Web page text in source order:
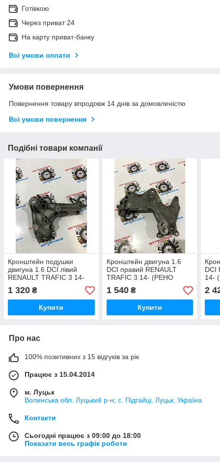
Готівкою
Через приват 24
На карту приват-банку
Всі умови оплати
Умови повернення
Повернення товару впродовж 14 днів за домовленістю
Всі умови повернення
Подібні товари компанії
Кронштейн подушки
двигуна 1.6 DCI лівий
RENAULT TRAFIC 3 14-
(РЕНО ТРАФІК)
1 320 ₴
Купити
Кронштейн двигуна 1.6
DCI правий RENAULT
TRAFIC 3 14- (РЕНО
ТРАФІК)
1 540₴
Купити
DCI
14-
2
Про нас
100% позитивних з 15 відгуків за рік
Працює з 15.04.2014
м. Луцьк
Волинська обл. Луцький р-н; с. Підгайці, Луцьк, Україна
Контакти
Сьогодні працює з 09:00 до 18:00
Показати весь графік роботи